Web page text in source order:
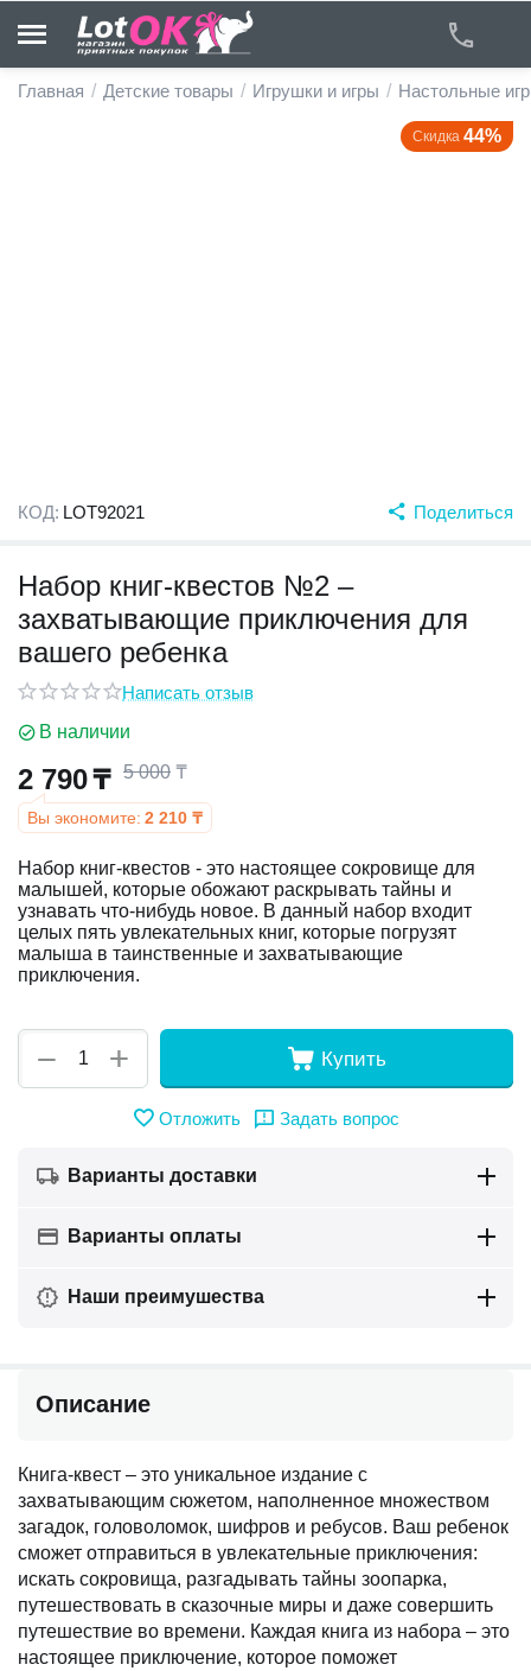
Главная / Детские товары / Игрушки и игры / Настольные
Скидка 44%
КОД: LOT92021 Поделиться
Набор книг-квестов №2 –
захватывающие приключения для
вашего ребенка
Написать отзыв
В наличии
2 790₸ 5 000 ₸
Вы экономите: 2 210 ₸
Набор книг-квестов - это настоящее сокровище для
малышей, которые обожают раскрывать тайны и
узнавать что-нибудь новое. В данный набор входит
целых пять увлекательных книг, которые погрузят
малыша в таинственные и захватывающие
приключения.
+
− Купить
Отложить Задать вопрос
Варианты доставки
Варианты оплаты
Наши преимушества
Описание
Книга-квест – это уникальное издание с
захватывающим сюжетом, наполненное множеством
загадок, головоломок, шифров и ребусов. Ваш ребенок
сможет отправиться в увлекательные приключения:
искать сокровища, разгадывать тайны зоопарка,
путешествовать в сказочные миры и даже совершить
путешествие во времени. Каждая книга из набора – это
настоящее приключение, которое поможет